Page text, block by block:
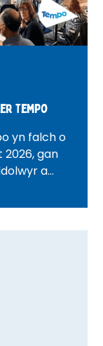
Tempo
yn falch o
2026, gan
a
yn eich
rhan.